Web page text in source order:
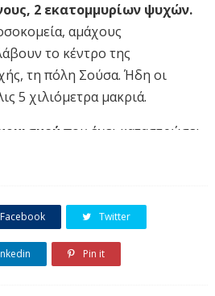
2 εκατομμυρίων ψυχών.
αμάχους
το κέντρο της
τη πόλη Σούσα. Ήδη οι
5 χιλιόμετρα μακριά.
που έχει καταστρώσει
ο Ερντογάν, ξετυλίγονται
αντιλαμβάνεται πώς μας
τους Αρμένιους δεν είναι
ανιστόρητος.
Facebook Twitter
Pin it